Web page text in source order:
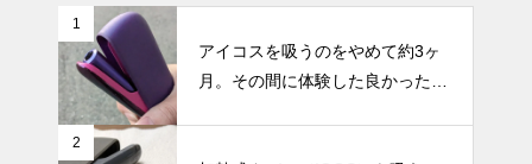
1
アイコスを吸うのをやめて約3ヶ
月。その間に体験した良かったこ
2